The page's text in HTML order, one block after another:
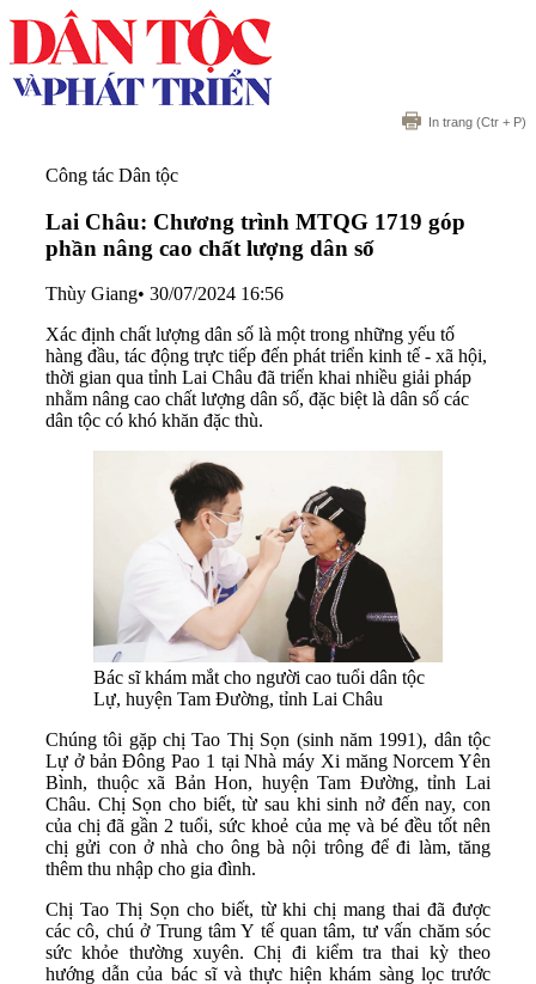
In trang (Ctr + P)
Công tác Dân tộc
Lai Châu: Chương trình MTQG 1719 góp
phần nâng cao chất lượng dân số
Thùy Giang• 30/07/2024 16:56
Xác định chất lượng dân số là một trong những yếu tố
hàng đầu, tác động trực tiếp đến phát triển kinh tế - xã hội,
thời gian qua tỉnh Lai Châu đã triển khai nhiều giải pháp
nhằm nâng cao chất lượng dân số, đặc biệt là dân số các
dân tộc có khó khăn đặc thù.
Bác sĩ khám mắt cho người cao tuổi dân tộc
Lự, huyện Tam Đường, tỉnh Lai Châu
Chúng tôi gặp chị Tao Thị Sọn (sinh năm 1991), dân tộc
Lự ở bản Đông Pao 1 tại Nhà máy Xi măng Norcem Yên
Bình, thuộc xã Bản Hon, huyện Tam Đường, tỉnh Lai
Châu. Chị Sọn cho biết, từ sau khi sinh nở đến nay, con
của chị đã gần 2 tuổi, sức khoẻ của mẹ và bé đều tốt nên
chị gửi con ở nhà cho ông bà nội trông để đi làm, tăng
thêm thu nhập cho gia đình.
Chị Tao Thị Sọn cho biết, từ khi chị mang thai đã được
các cô, chú ở Trung tâm Y tế quan tâm, tư vấn chăm sóc
sức khỏe thường xuyên. Chị đi kiểm tra thai kỳ theo
hướng dẫn của bác sĩ và thực hiện khám sàng lọc trước